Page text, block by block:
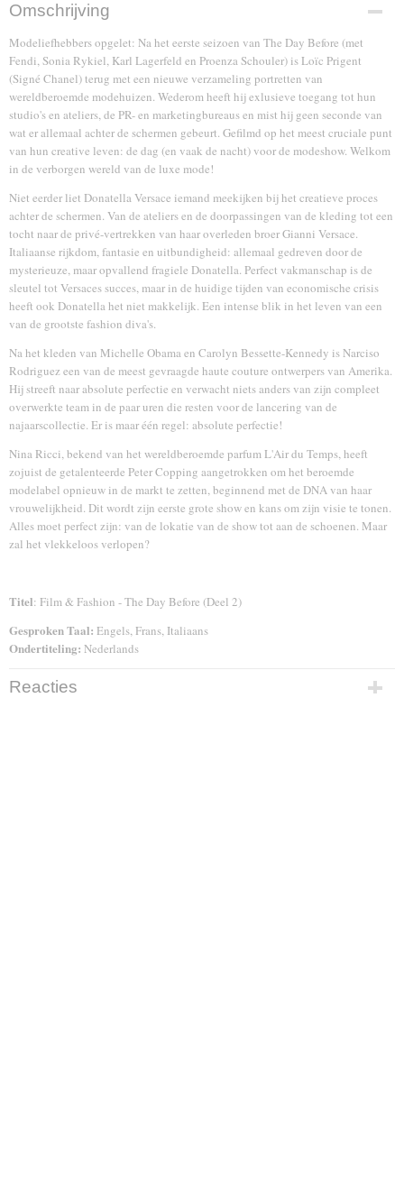
8717249479727
Omschrijving
Modeliefhebbers opgelet: Na het eerste seizoen van The Day Before (met
Fendi, Sonia Rykiel, Karl Lagerfeld en Proenza Schouler) is Loïc Prigent
(Signé Chanel) terug met een nieuwe verzameling portretten van
wereldberoemde modehuizen. Wederom heeft hij exlusieve toegang tot hun
studio's en ateliers, de PR- en marketingbureaus en mist hij geen seconde van
wat er allemaal achter de schermen gebeurt. Gefilmd op het meest cruciale punt
van hun creative leven: de dag (en vaak de nacht) voor de modeshow. Welkom
in de verborgen wereld van de luxe mode!
Niet eerder liet Donatella Versace iemand meekijken bij het creatieve proces
achter de schermen. Van de ateliers en de doorpassingen van de kleding tot een
tocht naar de privé-vertrekken van haar overleden broer Gianni Versace.
Italiaanse rijkdom, fantasie en uitbundigheid: allemaal gedreven door de
mysterieuze, maar opvallend fragiele Donatella. Perfect vakmanschap is de
sleutel tot Versaces succes, maar in de huidige tijden van economische crisis
heeft ook Donatella het niet makkelijk. Een intense blik in het leven van een
van de grootste fashion diva's.
Na het kleden van Michelle Obama en Carolyn Bessette-Kennedy is Narciso
Rodriguez een van de meest gevraagde haute couture ontwerpers van Amerika.
Hij streeft naar absolute perfectie en verwacht niets anders van zijn compleet
overwerkte team in de paar uren die resten voor de lancering van de
najaarscollectie. Er is maar één regel: absolute perfectie!
Nina Ricci, bekend van het wereldberoemde parfum L'Air du Temps, heeft
zojuist de getalenteerde Peter Copping aangetrokken om het beroemde
modelabel opnieuw in de markt te zetten, beginnend met de DNA van haar
vrouwelijkheid. Dit wordt zijn eerste grote show en kans om zijn visie te tonen.
Alles moet perfect zijn: van de lokatie van de show tot aan de schoenen. Maar
zal het vlekkeloos verlopen?
Titel: Film & Fashion - The Day Before (Deel 2)
Gesproken Taal: Engels, Frans, Italiaans
Ondertiteling: Nederlands
Reacties